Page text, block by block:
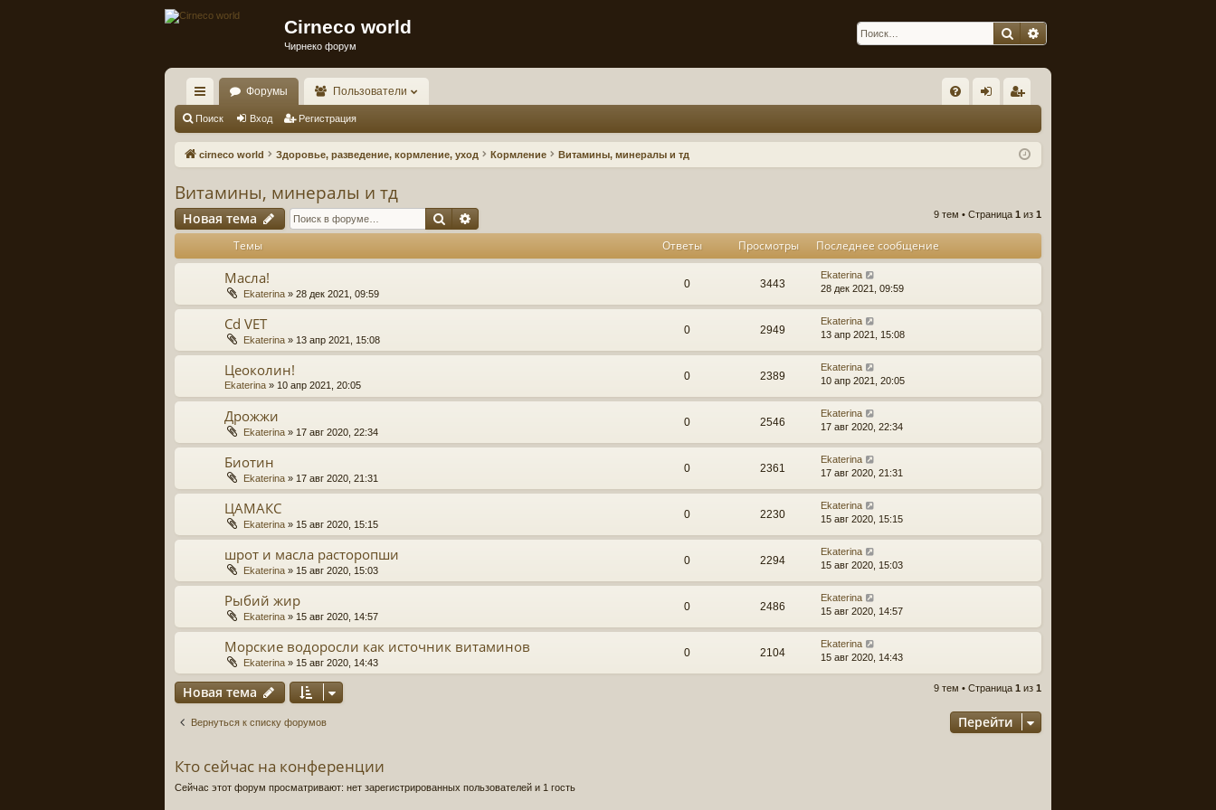
Cirneco world
Чирнеко форум
Поиск
с
ы
и
Форумы Пользователи
Q д ис
Поиск Вход Регистрация
cirneco world Здоровье, разведение, кормление, уход Кормление Витамины, минералы и тд
Витамины, минералы и тд
Новая тема Поиск 9 тем • Страница 1 из 1
Темы Ответы Просмотры Последнее сообщение
Масла!
Ekaterina » 28 дек 2021, 09:59
0 3443
Ekaterina
28 дек 2021, 09:59
Cd VET
Ekaterina » 13 апр 2021, 15:08
0 2949
Ekaterina
13 апр 2021, 15:08
Цеоколин!
Ekaterina » 10 апр 2021, 20:05
0 2389
Ekaterina
10 апр 2021, 20:05
Дрожжи
Ekaterina » 17 авг 2020, 22:34
0 2546
Ekaterina
17 авг 2020, 22:34
Биотин
Ekaterina » 17 авг 2020, 21:31
0 2361
Ekaterina
17 авг 2020, 21:31
ЦАМАКС
Ekaterina » 15 авг 2020, 15:15
0 2230
Ekaterina
15 авг 2020, 15:15
шрот и масла расторопши
Ekaterina » 15 авг 2020, 15:03
0 2294
Ekaterina
15 авг 2020, 15:03
Рыбий жир
Ekaterina » 15 авг 2020, 14:57
0 2486
Ekaterina
15 авг 2020, 14:57
Морские водоросли как источник витаминов
Ekaterina » 15 авг 2020, 14:43
0 2104
Ekaterina
15 авг 2020, 14:43
Новая тема 9 тем • Страница 1 из 1
Вернуться к списку форумов Перейти
Кто сейчас на конференции
Сейчас этот форум просматривают: нет зарегистрированных пользователей и 1 гость